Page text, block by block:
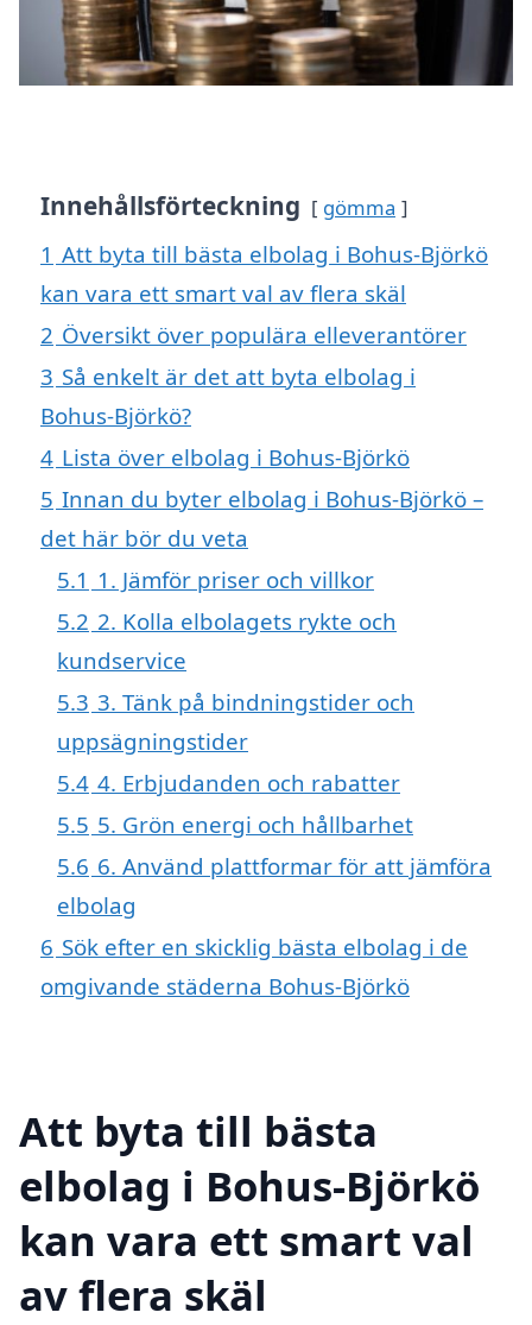
Innehållsförteckning gömma
1 Att byta till bästa elbolag i Bohus-Björkö
kan vara ett smart val av flera skäl
2 Översikt över populära elleverantörer
3 Så enkelt är det att byta elbolag i
Bohus-Björkö?
4 Lista över elbolag i Bohus-Björkö
5 Innan du byter elbolag i Bohus-Björkö –
det här bör du veta
5.1 1. Jämför priser och villkor
5.2 2. Kolla elbolagets rykte och
kundservice
5.3 3. Tänk på bindningstider och
uppsägningstider
5.4 4. Erbjudanden och rabatter
5.5 5. Grön energi och hållbarhet
5.6 6. Använd plattformar för att jämföra
elbolag
6 Sök efter en skicklig bästa elbolag i de
omgivande städerna Bohus-Björkö
Att byta till bästa
elbolag i Bohus-Björkö
kan vara ett smart val
av flera skäl